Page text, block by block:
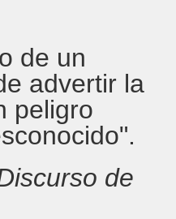
de un
advertir la
peligro
de